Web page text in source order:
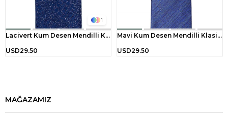
1
Lacivert Kum Desen Mendilli Klasik Kravat KK10928
USD29.50
Mavi Kum Desen Mendilli Klasik Kravat KK10636
USD29.50
MAĞAZAMIZ